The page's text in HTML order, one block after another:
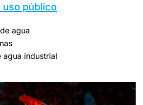
uso público
agua
agua industrial